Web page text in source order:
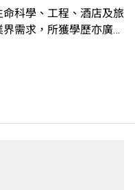
科學、工程、酒店及旅
需求，所獲學歷亦廣受
期課程，涵蓋人工智
最多50%學費減免，上